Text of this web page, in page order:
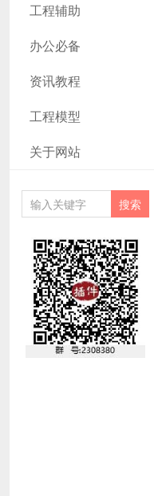
工程辅助
办公必备
资讯教程
工程模型
关于网站